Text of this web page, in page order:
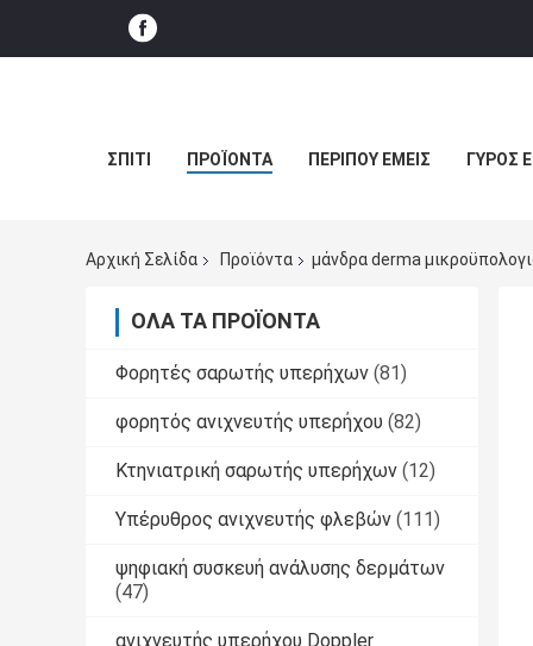
ΣΠΊΤΙ ΠΡΟΪΌΝΤΑ ΠΕΡΊΠΟΥ ΕΜΕΊΣ ΓΎΡΟΣ
Αρχική Σελίδα Προϊόντα μάνδρα derma
ΌΛΑ ΤΑ ΠΡΟΪΌΝΤΑ
Φορητές σαρωτής υπερήχων (81)
φορητός ανιχνευτής υπερήχου (82)
Κτηνιατρική σαρωτής υπερήχων (12)
Υπέρυθρος ανιχνευτής φλεβών (111)
ψηφιακή συσκευή ανάλυσης δερμάτων
(47)
ανιχνευτής υπερήχου Doppler